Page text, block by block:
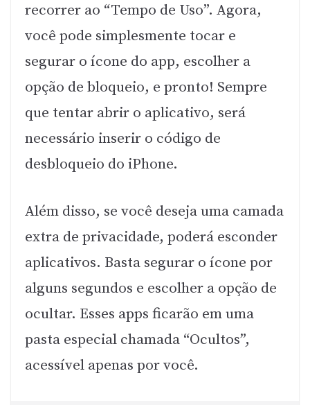
recorrer ao “Tempo de Uso”. Agora,
você pode simplesmente tocar e
segurar o ícone do app, escolher a
opção de bloqueio, e pronto! Sempre
que tentar abrir o aplicativo, será
necessário inserir o código de
desbloqueio do iPhone.
Além disso, se você deseja uma camada
extra de privacidade, poderá esconder
aplicativos. Basta segurar o ícone por
alguns segundos e escolher a opção de
ocultar. Esses apps ficarão em uma
pasta especial chamada “Ocultos”,
acessível apenas por você.